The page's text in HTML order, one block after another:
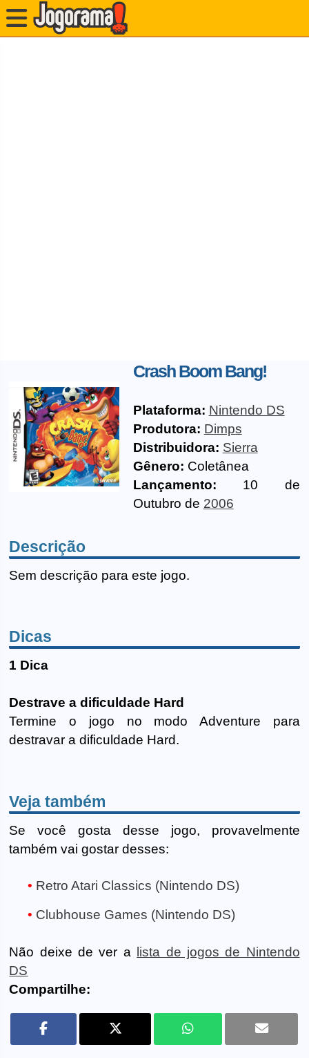
Crash Boom Bang!
Plataforma: Nintendo DS
Produtora: Dimps
Distribuidora: Sierra
Gênero: Coletânea
Lançamento: 10 de
Outubro de 2006
Descrição
Sem descrição para este jogo.
Dicas
1 Dica
Destrave a dificuldade Hard
Termine o jogo no modo Adventure para
destravar a dificuldade Hard.
Veja também
Se você gosta desse jogo, provavelmente
também vai gostar desses:
Retro Atari Classics (Nintendo DS)
Clubhouse Games (Nintendo DS)
Não deixe de ver a
lista de jogos de Nintendo
DS
Compartilhe: